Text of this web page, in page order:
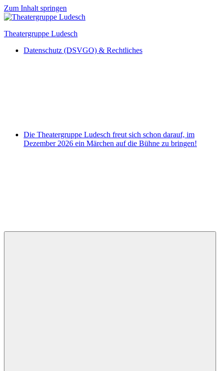
Zum Inhalt springen
Theatergruppe Ludesch
Datenschutz (DSVGO) & Rechtliches
Die Theatergruppe Ludesch freut sich schon darauf, im
Dezember 2026 ein Märchen auf die Bühne zu bringen!